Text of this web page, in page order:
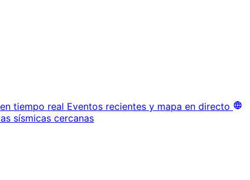
tiempo real Eventos recientes y mapa en directo
sísmicas cercanas